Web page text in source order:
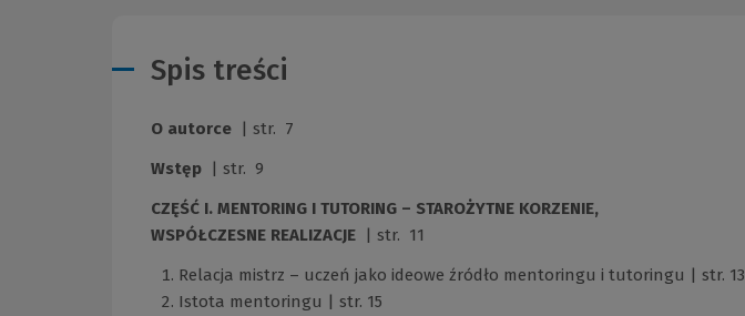
Spis treści
O autorce | str. 7
Wstęp | str. 9
CZĘŚĆ I. MENTORING I TUTORING – STAROŻYTNE KORZENIE,
WSPÓŁCZESNE REALIZACJE | str. 11
Relacja mistrz – uczeń jako ideowe źródło mentoringu i tutoringu | str. 13
Istota mentoringu | str. 15